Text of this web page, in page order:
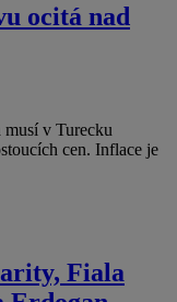
ocitá nad
v Turecku
cen. Inflace je
Fiala